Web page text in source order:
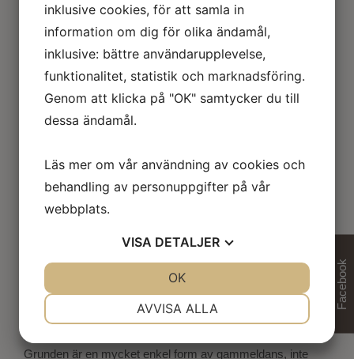
Facebook
Seniordans
Seniordans på torsdagar kl 13.30 till 16.00 från den 11 juni
till och
med 20 augusti på vår utedansbana Forsbryggan (med tak)
Eriksson tel. 0730 62
1147 är ansvarig.
I PAUSEN FIKAR VI I DALSTUGAN - SÄTERDALENS
RESTAURANG & CAFÈ
Vad är Seniordans? Jo, det är *en speciell dansform,
anpassad för
Grunden är en mycket enkel form av gammeldans, inte
inklusive cookies, för att samla in
information om dig för olika ändamål,
inklusive: bättre användarupplevelse,
funktionalitet, statistik och marknadsföring.
Genom att klicka på "OK" samtycker du till
dessa ändamål.
Läs mer om vår användning av cookies och
behandling av personuppgifter på vår
webbplats.
VISA DETALJER
MARKNADSFÖRING STATISTIK
AVVISA ALLA
OK